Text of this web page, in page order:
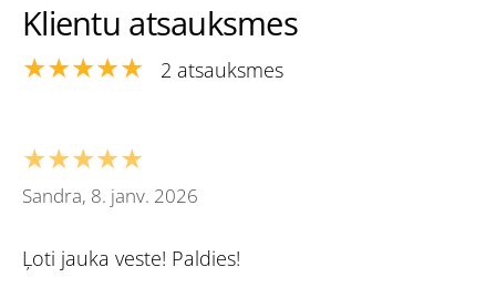
Klientu atsauksmes
★★★★★ 2 atsauksmes
★★★★★
Sandra, 8. janv. 2026
Ļoti jauka veste! Paldies!